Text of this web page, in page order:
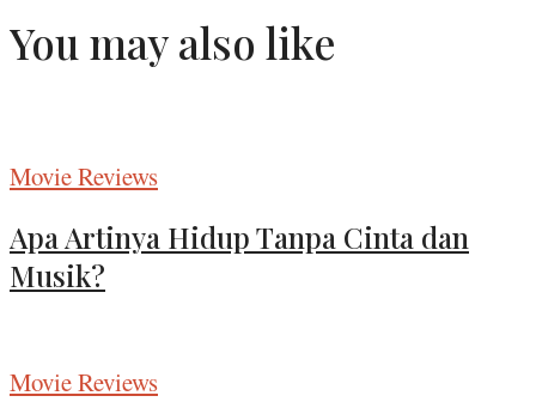
You may also like
Movie Reviews
Apa Artinya Hidup Tanpa Cinta dan
Musik?
Movie Reviews